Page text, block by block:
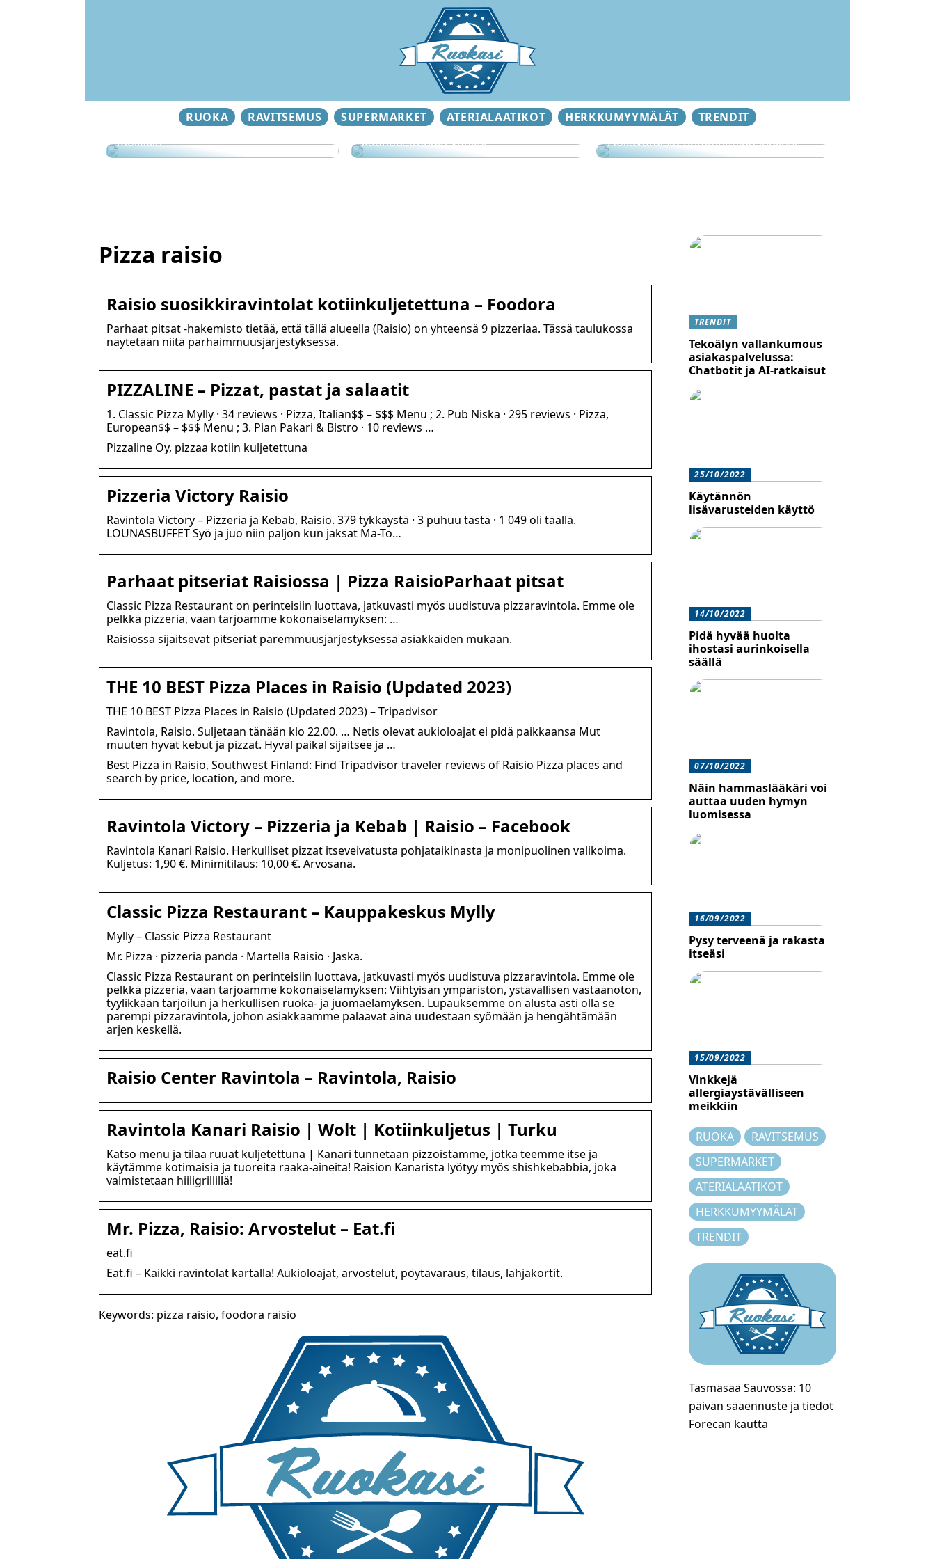
RUOKA RAVITSEMUS SUPERMARKET ATERIALAATIKOT HERKKUMYYMÄLÄT TRENDIT
Vinkkejä allergiaystävälliseen
meikkiin
Älä huijaa itseäsi tämän
kauneustrendin vuoksi
Hellävaraista hemmottelua ihollesi
Pizza raisio
Raisio suosikkiravintolat kotiinkuljetettuna – Foodora
Parhaat pitsat -hakemisto tietää, että tällä alueella (Raisio) on yhteensä 9 pizzeriaa. Tässä taulukossa
näytetään niitä parhaimmuusjärjestyksessä.
PIZZALINE – Pizzat, pastat ja salaatit
1. Classic Pizza Mylly · 34 reviews · Pizza, Italian$$ – $$$ Menu ; 2. Pub Niska · 295 reviews · Pizza,
European$$ – $$$ Menu ; 3. Pian Pakari & Bistro · 10 reviews …
Pizzaline Oy, pizzaa kotiin kuljetettuna
Pizzeria Victory Raisio
Ravintola Victory – Pizzeria ja Kebab, Raisio. 379 tykkäystä · 3 puhuu tästä · 1 049 oli täällä.
LOUNASBUFFET Syö ja juo niin paljon kun jaksat Ma-To…
Parhaat pitseriat Raisiossa | Pizza RaisioParhaat pitsat
Classic Pizza Restaurant on perinteisiin luottava, jatkuvasti myös uudistuva pizzaravintola. Emme ole
pelkkä pizzeria, vaan tarjoamme kokonaiselämyksen: …
Raisiossa sijaitsevat pitseriat paremmuusjärjestyksessä asiakkaiden mukaan.
THE 10 BEST Pizza Places in Raisio (Updated 2023)
THE 10 BEST Pizza Places in Raisio (Updated 2023) – Tripadvisor
Ravintola, Raisio. Suljetaan tänään klo 22.00. … Netis olevat aukioloajat ei pidä paikkaansa Mut
muuten hyvät kebut ja pizzat. Hyväl paikal sijaitsee ja …
Best Pizza in Raisio, Southwest Finland: Find Tripadvisor traveler reviews of Raisio Pizza places and
search by price, location, and more.
Ravintola Victory – Pizzeria ja Kebab | Raisio – Facebook
Ravintola Kanari Raisio. Herkulliset pizzat itseveivatusta pohjataikinasta ja monipuolinen valikoima.
Kuljetus: 1,90 €. Minimitilaus: 10,00 €. Arvosana.
Classic Pizza Restaurant – Kauppakeskus Mylly
Mylly – Classic Pizza Restaurant
Mr. Pizza · pizzeria panda · Martella Raisio · Jaska.
Classic Pizza Restaurant on perinteisiin luottava, jatkuvasti myös uudistuva pizzaravintola. Emme ole
pelkkä pizzeria, vaan tarjoamme kokonaiselämyksen: Viihtyisän ympäristön, ystävällisen vastaanoton,
tyylikkään tarjoilun ja herkullisen ruoka- ja juomaelämyksen. Lupauksemme on alusta asti olla se
parempi pizzaravintola, johon asiakkaamme palaavat aina uudestaan syömään ja hengähtämään
arjen keskellä.
Raisio Center Ravintola – Ravintola, Raisio
Ravintola Kanari Raisio | Wolt | Kotiinkuljetus | Turku
Katso menu ja tilaa ruuat kuljetettuna | Kanari tunnetaan pizzoistamme, jotka teemme itse ja
käytämme kotimaisia ja tuoreita raaka-aineita! Raision Kanarista lyötyy myös shishkebabbia, joka
valmistetaan hiiligrillillä!
Mr. Pizza, Raisio: Arvostelut – Eat.fi
eat.fi
Eat.fi – Kaikki ravintolat kartalla! Aukioloajat, arvostelut, pöytävaraus, tilaus, lahjakortit.
Keywords: pizza raisio, foodora raisio
TRENDIT
Tekoälyn vallankumous
asiakaspalvelussa:
Chatbotit ja AI-ratkaisut
25/10/2022
Käytännön
lisävarusteiden käyttö
14/10/2022
Pidä hyvää huolta
ihostasi aurinkoisella
säällä
07/10/2022
Näin hammaslääkäri voi
auttaa uuden hymyn
luomisessa
16/09/2022
Pysy terveenä ja rakasta
itseäsi
15/09/2022
Vinkkejä
allergiaystävälliseen
meikkiin
RUOKA
RAVITSEMUS
SUPERMARKET
ATERIALAATIKOT
HERKKUMYYMÄLÄT
TRENDIT
Täsmäsää Sauvossa: 10
päivän sääennuste ja tiedot
Forecan kautta